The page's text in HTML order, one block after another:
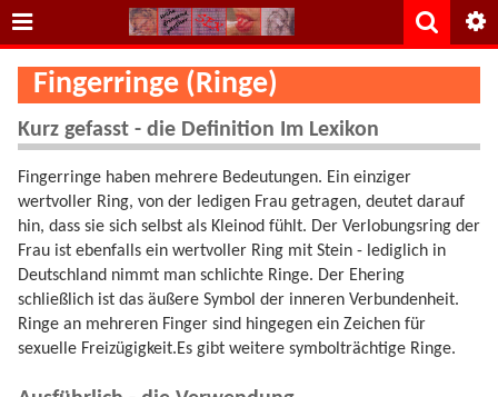
Fingerringe (Ringe)
Kurz gefasst - die Definition Im Lexikon
Fingerringe haben mehrere Bedeutungen. Ein einziger
wertvoller Ring, von der ledigen Frau getragen, deutet darauf
hin, dass sie sich selbst als Kleinod fühlt. Der Verlobungsring der
Frau ist ebenfalls ein wertvoller Ring mit Stein - lediglich in
Deutschland nimmt man schlichte Ringe. Der Ehering
schließlich ist das äußere Symbol der inneren Verbundenheit.
Ringe an mehreren Finger sind hingegen ein Zeichen für
sexuelle Freizügigkeit.Es gibt weitere symbolträchtige Ringe.